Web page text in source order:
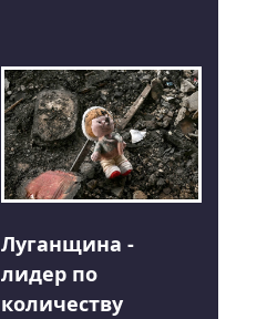
Луганщина -
лидер по
количеству